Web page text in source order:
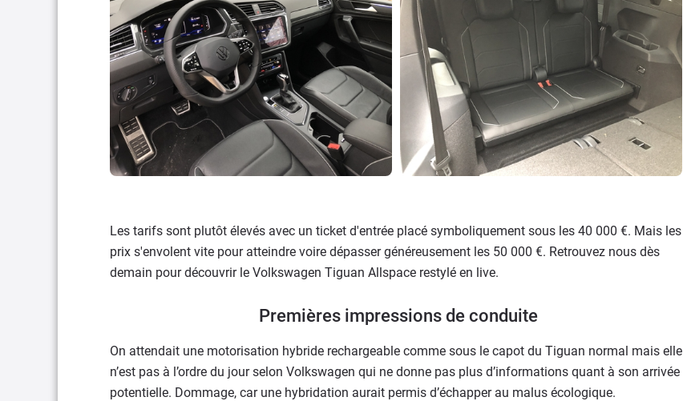
Les tarifs sont plutôt élevés avec un ticket d'entrée placé symboliquement sous les 40 000 €. Mais les
prix s'envolent vite pour atteindre voire dépasser généreusement les 50 000 €. Retrouvez nous dès
demain pour découvrir le Volkswagen Tiguan Allspace restylé en live.
Premières impressions de conduite
On attendait une motorisation hybride rechargeable comme sous le capot du Tiguan normal mais elle
n’est pas à l’ordre du jour selon Volkswagen qui ne donne pas plus d’informations quant à son arrivée
potentielle. Dommage, car une hybridation aurait permis d’échapper au malus écologique.